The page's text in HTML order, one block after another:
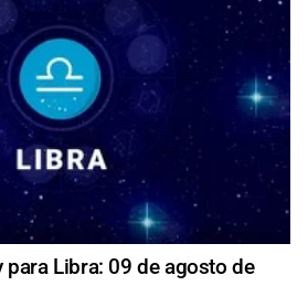
Libra: 09 de agosto de